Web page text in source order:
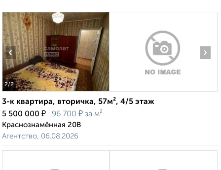
2/2
‹ ›
3-к квартира, вторичка, 57м², 4/5 этаж
5 500 000 ₽ 96 700 ₽ за м²
Краснознамённая 20В
Агентство, 06.08.2026